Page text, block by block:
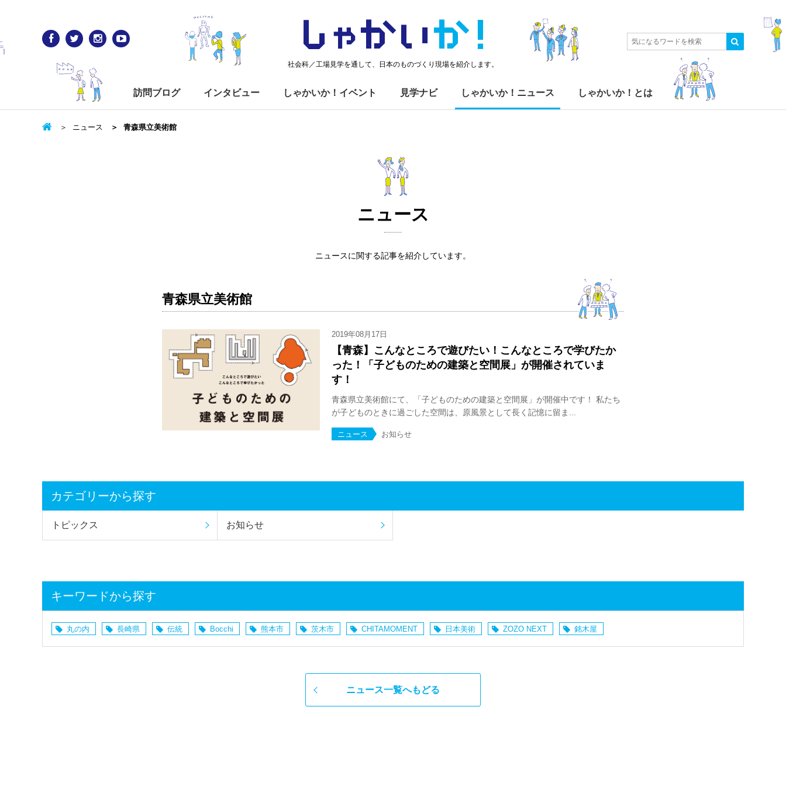
しゃかいか！
社会科／工場見学を通して、日本のものづくり現場を紹介します。
訪問ブログ インタビュー しゃかいか！イベント 見学ナビ しゃかいか！ニュース しゃかいか！とは
ニュース 青森県立美術館
ニュース
ニュースに関する記事を紹介しています。
青森県立美術館
2019年08月17日
【青森】こんなところで遊びたい！こんなところで学びたか
った！「子どものための建築と空間展」が開催されていま
す！
青森県立美術館にて、「子どものための建築と空間展」が開催中です！ 私たち
が子どものときに過ごした空間は、原風景として長く記憶に留ま...
ニュース お知らせ
カテゴリーから探す
トピックス お知らせ
キーワードから探す
丸の内 長崎県 伝統 Bocchi 熊本市 茨木市 CHITAMOMENT 日本美術 ZOZO NEXT 銘木屋
ニュース一覧へもどる